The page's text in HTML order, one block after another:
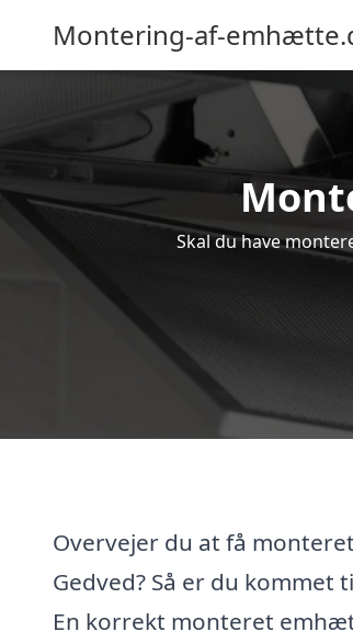
Montering-af-
Skal du have
Overvejer du at få
Gedved? Så er du kommet
En korrekt monteret